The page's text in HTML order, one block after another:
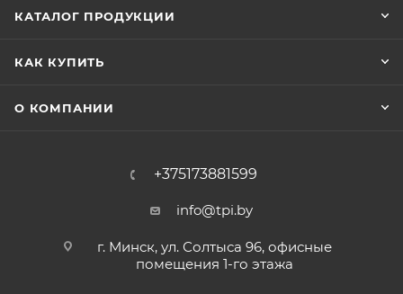
КАТАЛОГ ПРОДУКЦИИ
КАК КУПИТЬ
О КОМПАНИИ
+375173881599
info@tpi.by
г. Минск, ул. Солтыса 96, офисные
помещения 1-го этажа